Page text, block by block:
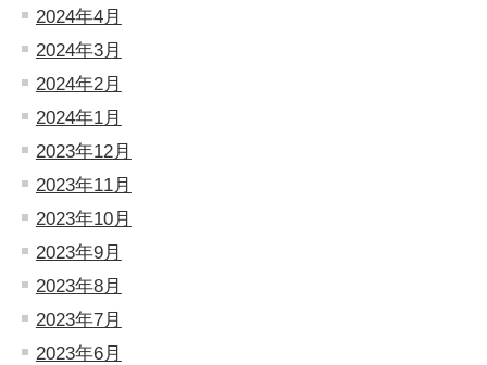
2024年4月
2024年3月
2024年2月
2024年1月
2023年12月
2023年11月
2023年10月
2023年9月
2023年8月
2023年7月
2023年6月